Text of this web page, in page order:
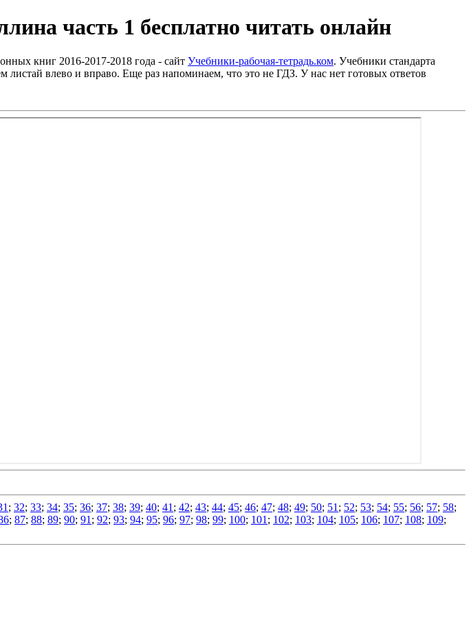
часть 1 бесплатно читать онлайн
книг 2016-2017-2018 года - сайт Учебники-рабочая-тетрадь.ком. Учебники стандарта
влево и вправо. Еще раз напоминаем, что это не ГДЗ. У нас нет готовых ответов
; 32; 33; 34; 35; 36; 37; 38; 39; 40; 41 ; 42; 43; 44; 45; 46; 47; 48; 49; 50; 51 ; 52; 53; 54; 55; 56; 57; 58;
; 87; 88; 89; 90; 91 ; 92; 93; 94; 95; 96; 97; 98; 99; 100; 101 ; 102; 103; 104; 105; 106; 107; 108; 109;